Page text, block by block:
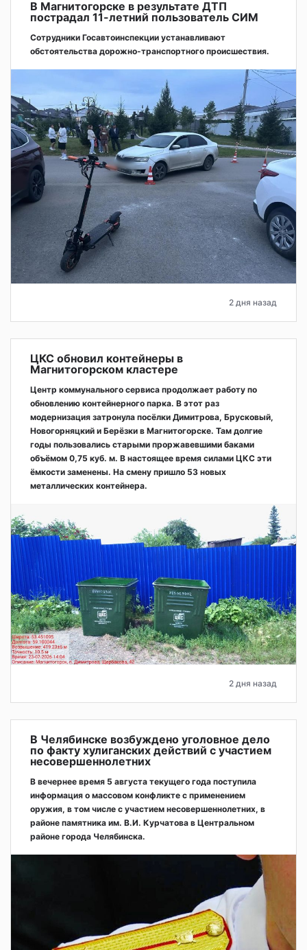
В Магнитогорске в результате ДТП
пострадал 11-летний пользователь СИМ
Сотрудники Госавтоинспекции устанавливают
обстоятельства дорожно-транспортного происшествия.
2 дня назад
ЦКС обновил контейнеры в
Магнитогорском кластере
Центр коммунального сервиса продолжает работу по
обновлению контейнерного парка. В этот раз
модернизация затронула посёлки Димитрова, Брусковый,
Новогорняцкий и Берёзки в Магнитогорске. Там долгие
годы пользовались старыми проржавевшими баками
объёмом 0,75 куб. м. В настоящее время силами ЦКС эти
ёмкости заменены. На смену пришло 53 новых
металлических контейнера.
2 дня назад
В Челябинске возбуждено уголовное дело
по факту хулиганских действий с участием
несовершеннолетних
В вечернее время 5 августа текущего года поступила
информация о массовом конфликте с применением
оружия, в том числе с участием несовершеннолетних, в
районе памятника им. В.И. Курчатова в Центральном
районе города Челябинска.